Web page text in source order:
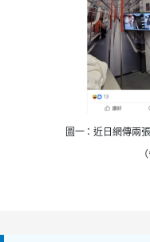
圖一：近日網傳兩